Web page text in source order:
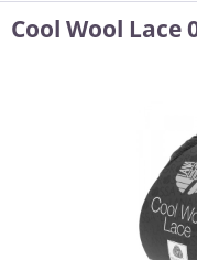
Cool Wool Lace